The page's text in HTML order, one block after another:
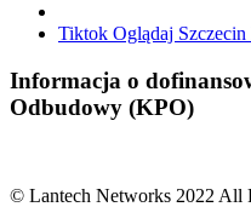
Tiktok Oglądaj
Informacja o
Odbudowy (KPO)
© Lantech Networks 2022 All